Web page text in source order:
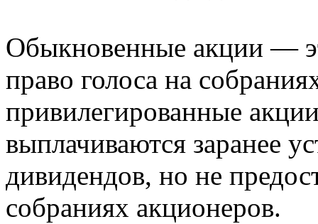
Обыкновенные акции —
право голоса на
привилегированные
выплачиваются заранее
дивидендов, но не
собраниях акционеров.